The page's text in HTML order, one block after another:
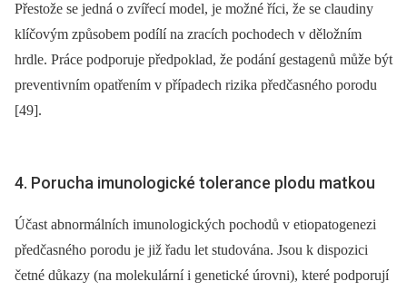
Přestože se jedná o zvířecí model, je možné říci, že se claudiny
klíčovým způsobem podílí na zracích pochodech v děložním
hrdle. Práce podporuje předpoklad, že podání gestagenů může být
preventivním opatřením v případech rizika předčasného porodu
[49].
4. Porucha imunologické tolerance plodu matkou
Účast abnormálních imunologických pochodů v etiopatogenezi
předčasného porodu je již řadu let studována. Jsou k dispozici
četné důkazy (na molekulární i genetické úrovni), které podporují